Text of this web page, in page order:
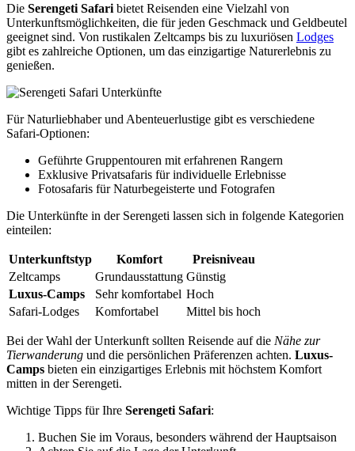
Die Serengeti Safari bietet Reisenden eine Vielzahl von
Unterkunftsmöglichkeiten, die für jeden Geschmack und Geldbeutel
geeignet sind. Von rustikalen Zeltcamps bis zu luxuriösen Lodges
gibt es zahlreiche Optionen, um das einzigartige Naturerlebnis zu
genießen.
Für Naturliebhaber und Abenteuerlustige gibt es verschiedene
Safari-Optionen:
Geführte Gruppentouren mit erfahrenen Rangern
Exklusive Privatsafaris für individuelle Erlebnisse
Fotosafaris für Naturbegeisterte und Fotografen
Die Unterkünfte in der Serengeti lassen sich in folgende Kategorien
einteilen:
Unterkunftstyp Komfort
Preisniveau
Zeltcamps
Grundausstattung Günstig
Luxus-Camps
Sehr komfortabel Hoch
Safari-Lodges
Komfortabel Mittel bis hoch
Bei der Wahl der Unterkunft sollten Reisende auf die Nähe zur
Tierwanderung und die persönlichen Präferenzen achten. Luxus-
Camps bieten ein einzigartiges Erlebnis mit höchstem Komfort
mitten in der Serengeti.
Wichtige Tipps für Ihre Serengeti Safari:
Buchen Sie im Voraus, besonders während der Hauptsaison